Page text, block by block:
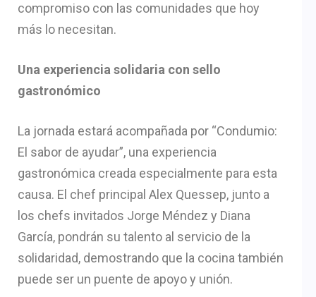
compromiso con las comunidades que hoy
más lo necesitan.
Una experiencia solidaria con sello
gastronómico
La jornada estará acompañada por “Condumio:
El sabor de ayudar”, una experiencia
gastronómica creada especialmente para esta
causa. El chef principal Alex Quessep, junto a
los chefs invitados Jorge Méndez y Diana
García, pondrán su talento al servicio de la
solidaridad, demostrando que la cocina también
puede ser un puente de apoyo y unión.